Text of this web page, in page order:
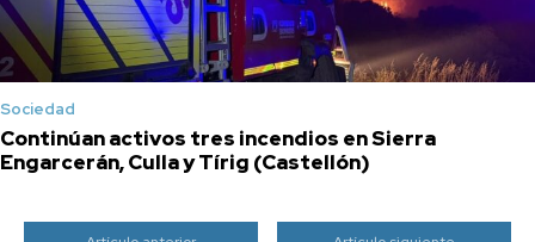
Sociedad
Continúan activos tres incendios en Sierra
Engarcerán, Culla y Tírig (Castellón)